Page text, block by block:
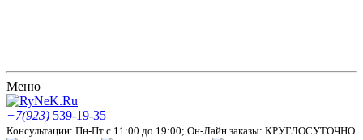
Меню
+7(923) 539-19-35
Консультации: Пн-Пт с 11:00 до 19:00; Он-Лайн заказы: КРУГЛОСУТОЧНО